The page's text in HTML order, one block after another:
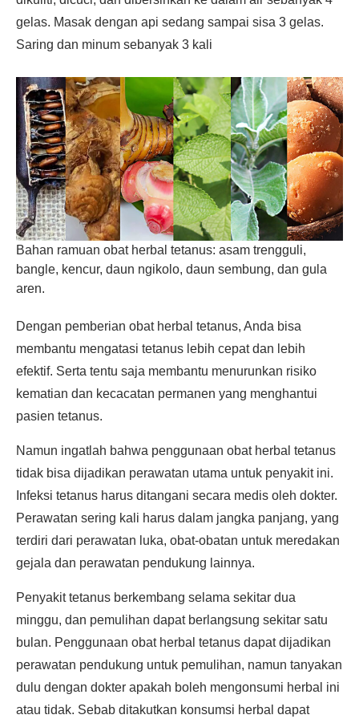
gelas. Masak dengan api sedang sampai sisa 3 gelas.
Saring dan minum sebanyak 3 kali
Bahan ramuan obat herbal tetanus: asam trengguli,
bangle, kencur, daun ngikolo, daun sembung, dan gula
aren.
Dengan pemberian obat herbal tetanus, Anda bisa
membantu mengatasi tetanus lebih cepat dan lebih
efektif. Serta tentu saja membantu menurunkan risiko
kematian dan kecacatan permanen yang menghantui
pasien tetanus.
Namun ingatlah bahwa penggunaan obat herbal tetanus
tidak bisa dijadikan perawatan utama untuk penyakit ini.
Infeksi tetanus harus ditangani secara medis oleh dokter.
Perawatan sering kali harus dalam jangka panjang, yang
terdiri dari perawatan luka, obat-obatan untuk meredakan
gejala dan perawatan pendukung lainnya.
Penyakit tetanus berkembang selama sekitar dua
minggu, dan pemulihan dapat berlangsung sekitar satu
bulan. Penggunaan obat herbal tetanus dapat dijadikan
perawatan pendukung untuk pemulihan, namun tanyakan
dulu dengan dokter apakah boleh mengonsumi herbal ini
atau tidak. Sebab ditakutkan konsumsi herbal dapat